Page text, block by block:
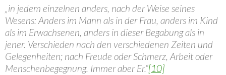
„in jedem einzelnen anders, nach der Weise seines
Wesens: Anders im Mann als in der Frau, anders im Kind
als im Erwachsenen, anders in dieser Begabung als in
jener. Verschieden nach den verschiedenen Zeiten und
Gelegenheiten; nach Freude oder Schmerz, Arbeit oder
Menschenbegegnung. Immer aber Er.“[10]